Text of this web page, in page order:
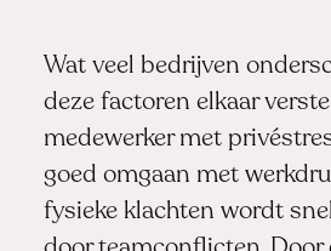
Wat veel bedrijven
deze factoren elkaar
medewerker met
goed omgaan met
fysieke klachten wordt